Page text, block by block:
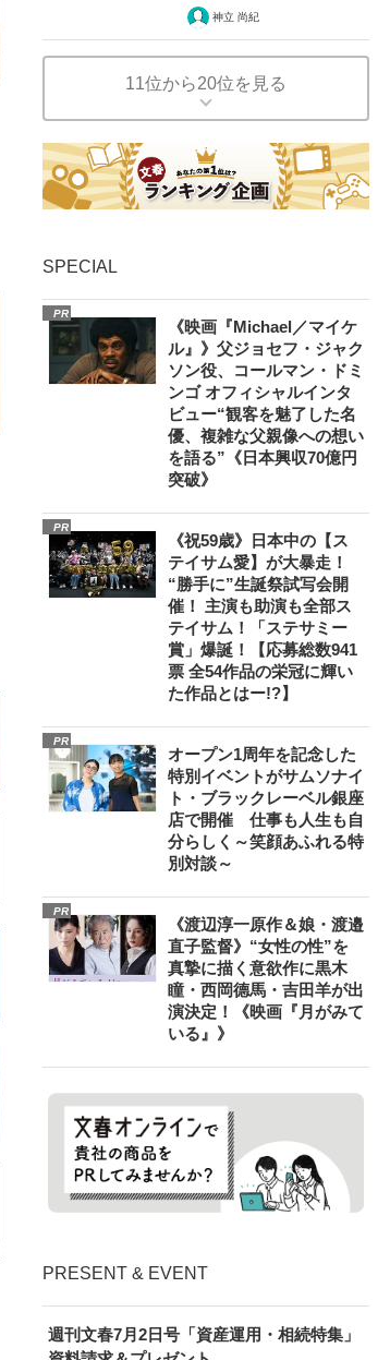
神立 尚紀
11位から20位を見る
SPECIAL
PR
《映画『Michael／マイケ
ル』》父ジョセフ・ジャク
ソン役、コールマン・ドミ
ンゴ オフィシャルインタ
ビュー“観客を魅了した名
優、複雑な父親像への想い
を語る”《日本興収70億円
突破》
PR
《祝59歳》日本中の【ス
テイサム愛】が大暴走！
“勝手に”生誕祭試写会開
催！ 主演も助演も全部ス
テイサム！「ステサミー
賞」爆誕！【応募総数941
票 全54作品の栄冠に輝い
た作品とはー!?】
PR
オープン1周年を記念した
特別イベントがサムソナイ
ト・ブラックレーベル銀座
店で開催 仕事も人生も自
分らしく～笑顔あふれる特
別対談～
PR
《渡辺淳一原作＆娘・渡邉
直子監督》“女性の性”を
真摯に描く意欲作に黒木
瞳・西岡德馬・吉田羊が出
演決定！《映画『月がみて
いる』》
PRESENT & EVENT
週刊文春7月2日号「資産運用・相続特集」